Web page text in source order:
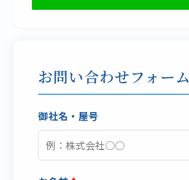
お問い合わせフォーム
御社名・屋号